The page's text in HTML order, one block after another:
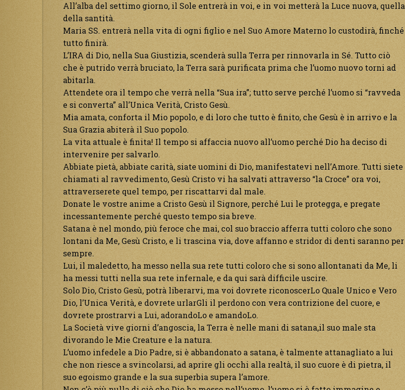
All’alba del settimo giorno, il Sole entrerà in voi, e in voi metterà la Luce nuova, quella
della santità.
Maria SS. entrerà nella vita di ogni figlio e nel Suo Amore Materno lo custodirà, finché
tutto finirà.
L’IRA di Dio, nella Sua Giustizia, scenderà sulla Terra per rinnovarla in Sé. Tutto ciò
che è putrido verrà bruciato, la Terra sarà purificata prima che l’uomo nuovo torni ad
abitarla.
Attendete ora il tempo che verrà nella “Sua ira”; tutto serve perché l’uomo si “ravveda
e si converta” all’Unica Verità, Cristo Gesù.
Mia amata, conforta il Mio popolo, e di loro che tutto è finito, che Gesù è in arrivo e la
Sua Grazia abiterà il Suo popolo.
La vita attuale è finita! Il tempo si affaccia nuovo all’uomo perché Dio ha deciso di
intervenire per salvarlo.
Abbiate pietà, abbiate carità, siate uomini di Dio, manifestatevi nell’Amore. Tutti siete
chiamati al ravvedimento, Gesù Cristo vi ha salvati attraverso “la Croce” ora voi,
attraverserete quel tempo, per riscattarvi dal male.
Donate le vostre anime a Cristo Gesù il Signore, perché Lui le protegga, e pregate
incessantemente perché questo tempo sia breve.
Satana è nel mondo, più feroce che mai, col suo braccio afferra tutti coloro che sono
lontani da Me, Gesù Cristo, e li trascina via, dove affanno e stridor di denti saranno per
sempre.
Lui, il maledetto, ha messo nella sua rete tutti coloro che si sono allontanati da Me, li
ha messi tutti nella sua rete infernale, e da qui sarà difficile uscire.
Solo Dio, Cristo Gesù, potrà liberarvi, ma voi dovrete riconoscerLo Quale Unico e Vero
Dio, l’Unica Verità, e dovrete urlarGli il perdono con vera contrizione del cuore, e
dovrete prostrarvi a Lui, adorandoLo e amandoLo.
La Società vive giorni d’angoscia, la Terra è nelle mani di satana,il suo male sta
divorando le Mie Creature e la natura.
L’uomo infedele a Dio Padre, si è abbandonato a satana, è talmente attanagliato a lui
che non riesce a svincolarsi, ad aprire gli occhi alla realtà, il suo cuore è di pietra, il
suo egoismo grande e la sua superbia supera l’amore.